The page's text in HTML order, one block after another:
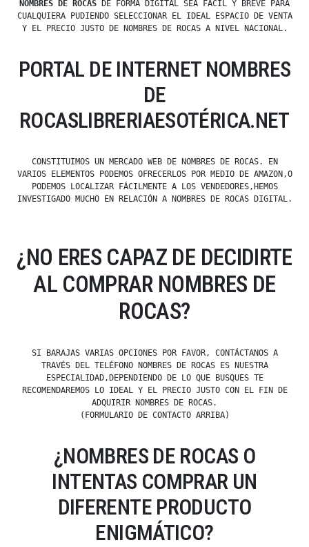
NOMBRES DE ROCAS DE FORMA DIGITAL SEA FÁCIL Y BREVE PARA
CUALQUIERA PUDIENDO SELECCIONAR EL IDEAL ESPACIO DE VENTA
Y EL PRECIO JUSTO DE NOMBRES DE ROCAS A NIVEL NACIONAL.
PORTAL DE INTERNET NOMBRES
DE
ROCASLIBRERIAESOTÉRICA.NET
CONSTITUIMOS UN MERCADO WEB DE NOMBRES DE ROCAS. EN
VARIOS ELEMENTOS PODEMOS OFRECERLOS POR MEDIO DE AMAZON,O
PODEMOS LOCALIZAR FÁCILMENTE A LOS VENDEDORES,HEMOS
INVESTIGADO MUCHO EN RELACIÓN A NOMBRES DE ROCAS DIGITAL.
¿NO ERES CAPAZ DE DECIDIRTE
AL COMPRAR NOMBRES DE
ROCAS?
SI BARAJAS VARIAS OPCIONES POR FAVOR, CONTÁCTANOS A
TRAVÉS DEL TELÉFONO NOMBRES DE ROCAS ES NUESTRA
ESPECIALIDAD,DEPENDIENDO DE LO QUE BUSQUES TE
RECOMENDAREMOS LO IDEAL Y EL PRECIO JUSTO CON EL FIN DE
ADQUIRIR NOMBRES DE ROCAS.
(FORMULARIO DE CONTACTO ARRIBA)
¿NOMBRES DE ROCAS O
INTENTAS COMPRAR UN
DIFERENTE PRODUCTO
ENIGMÁTICO?